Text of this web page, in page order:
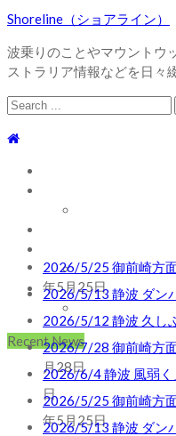
Shoreline（ショアライン）
波乗りのことやマウントウ
ストラリア情報などを日々
Search
お問い合わせ
SHOP
Recent News
2026/5/25 御前崎方
年5月25日
2026/5/13 静波 ダン
2026/5/12 静波 久し
2026/7/28 御前崎方
月28日
2026/6/4 静波 風弱く
日
2026/5/25 御前崎方
年5月25日
2026/5/13 静波 ダン